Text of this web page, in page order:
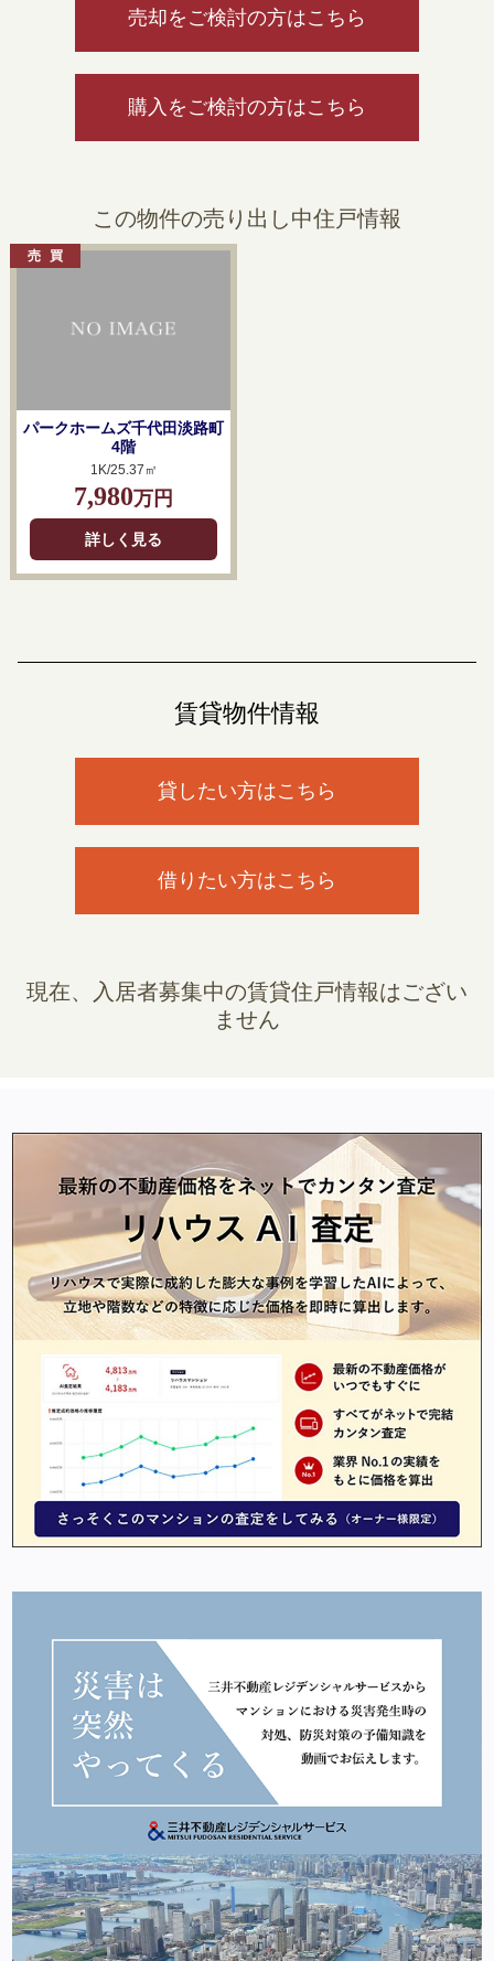
売却をご検討の方はこちら
購入をご検討の方はこちら
この物件の売り出し中住戸情報
パークホームズ千代田淡路町
4階
1K/25.37㎡
7,980万円
詳しく見る
賃貸物件情報
貸したい方はこちら
借りたい方はこちら
現在、入居者募集中の賃貸住戸情報はござい
ません